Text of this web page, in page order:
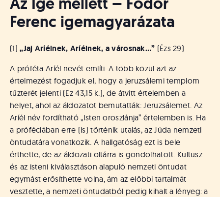
Ferenc igemagyarázata
(1)„Jaj Aríélnek, Aríélnek, a városnak…” (Ézs 29)
A próféta Aríél nevét említi. A több közül azt az
értelmezést fogadjuk el, hogy a jeruzsálemi templom
tűzterét jelenti (Ez 43,15 k.), de átvitt értelemben a
helyet, ahol az áldozatot bemutatták: Jeruzsálemet. Az
Aríél név fordítható „Isten oroszlánja” értelemben is. Ha
a próféciában erre (is) történik utalás, az Júda nemzeti
öntudatára vonatkozik. A hallgatóság ezt is bele
érthette, de az áldozati oltárra is gondolhatott. Kultusz
és az isteni kiválasztáson alapuló nemzeti öntudat
egymást erősíthette volna, ám az előbbi tartalmát
vesztette, a nemzeti öntudatból pedig kihalt a lényeg: a